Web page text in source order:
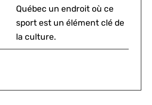
Québec un endroit où ce
sport est un élément clé de
la culture.